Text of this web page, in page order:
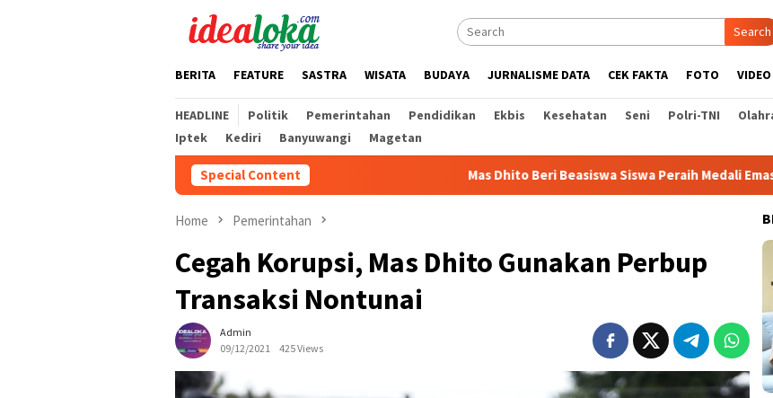
Search
BERITA FEATURE SASTRA WISATA BUDAYA JURNALISME DATA CEK FAKTA FOTO VIDEO
HEADLINE Politik Pemerintahan Pendidikan Ekbis Kesehatan Seni Polri-TNI
Iptek
Kediri Banyuwangi Magetan
Special Content Mas Dhito Beri Beasiswa Siswa Peraih Medali Emas LKS Nasional
Home Pemerintahan
Cegah Korupsi, Mas Dhito Gunakan Perbup
Transaksi Nontunai
Admin
09/12/2021
425 Views